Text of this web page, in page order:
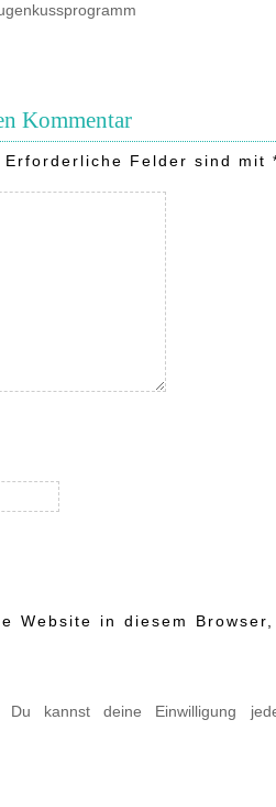
Kommentar
Erforderliche Felder sind mit
Website in diesem
Du kannst deine Einwilligung